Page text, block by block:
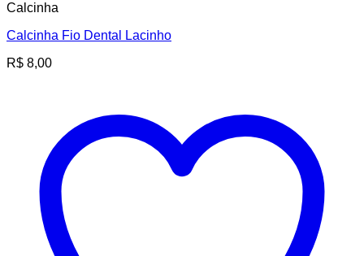
Calcinha
Calcinha Fio Dental Lacinho
R$ 8,00